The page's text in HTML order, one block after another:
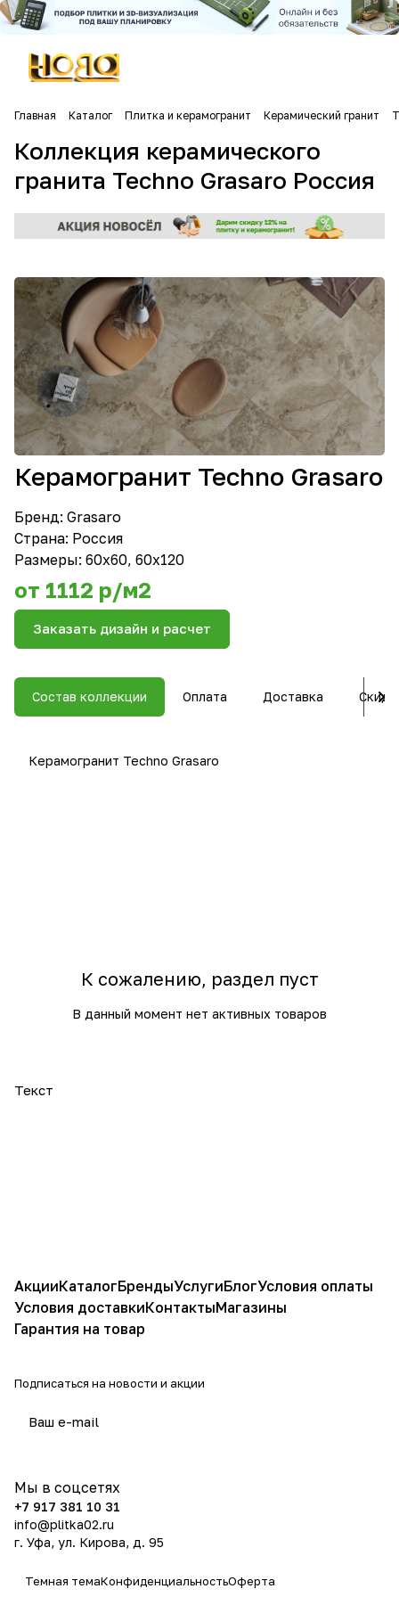
Главная Каталог Плитка и керамогранит Керамический гранит
Коллекция керамического
гранита Techno Grasaro Россия
Керамогранит Techno Grasaro
Бренд: Grasaro
Страна: Россия
Размеры: 60х60, 60х120
от 1112 р/м2
Заказать дизайн и расчет
Состав коллекции Оплата Доставка
Керамогранит Techno Grasaro
К сожалению, раздел пуст
В данный момент нет активных товаров
Текст
АкцииКаталогБрендыУслугиБлогУсловия оплаты
Условия доставкиКонтактыМагазины
Гарантия на товар
Подписаться на новости и акции
Мы в соцсетях
+7 917 381 10 31
info@plitka02.ru
г. Уфа, ул. Кирова, д. 95
Темная темаКонфиденциальностьОферта